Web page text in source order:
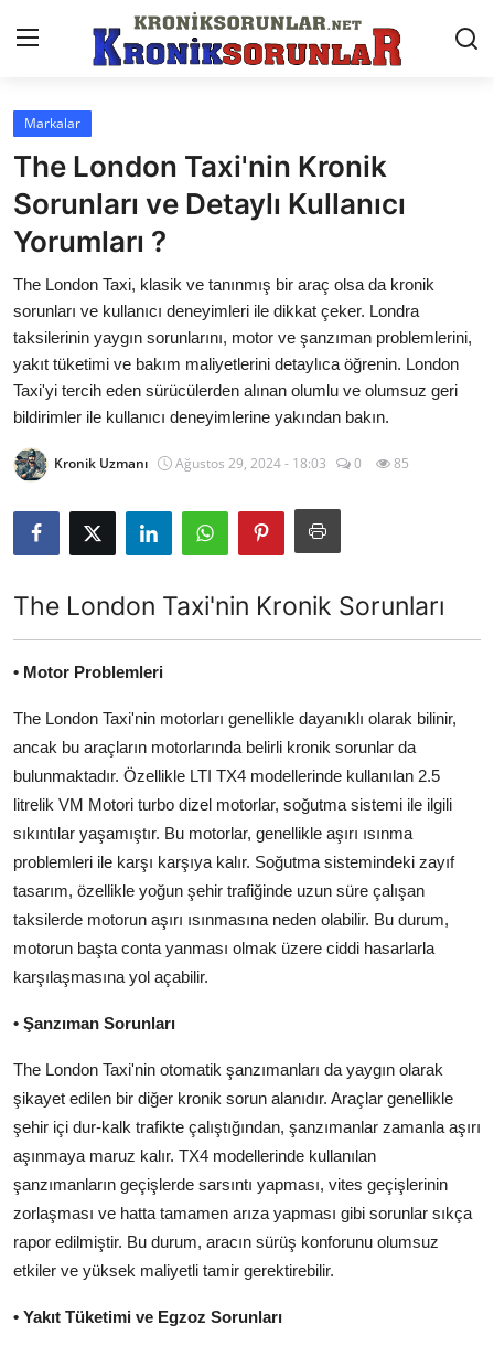
Anasayfa
Markalar
İletişim
Trafik & Cezalar
Sigorta & Kasko
Vergi & ÖTV & MTV
Sorgulamalar
İkinci El & Alım-Satım
Kiralama & Filo
Sürüş & Güvenlik
Lastik & Jant
LPG & Yakıt
Elektrik & Akü
Klima & Konfor
Aydınlatma & Görüş
Şanzıman & Aktarma
Dizel Sistemler
Multimedya & Elektronik
Markalar
The London Taxi'nin Kronik
Sorunları ve Detaylı Kullanıcı
Yorumları ?
The London Taxi, klasik ve tanınmış bir araç olsa da kronik
sorunları ve kullanıcı deneyimleri ile dikkat çeker. Londra
taksilerinin yaygın sorunlarını, motor ve şanzıman problemlerini,
yakıt tüketimi ve bakım maliyetlerini detaylıca öğrenin. London
Taxi'yi tercih eden sürücülerden alınan olumlu ve olumsuz geri
bildirimler ile kullanıcı deneyimlerine yakından bakın.
Kronik Uzmanı Ağustos 29, 2024 - 18:03 0 85
The London Taxi'nin Kronik Sorunları
• Motor Problemleri
The London Taxi'nin motorları genellikle dayanıklı olarak bilinir,
ancak bu araçların motorlarında belirli kronik sorunlar da
bulunmaktadır. Özellikle LTI TX4 modellerinde kullanılan 2.5
litrelik VM Motori turbo dizel motorlar, soğutma sistemi ile ilgili
sıkıntılar yaşamıştır. Bu motorlar, genellikle aşırı ısınma
problemleri ile karşı karşıya kalır. Soğutma sistemindeki zayıf
tasarım, özellikle yoğun şehir trafiğinde uzun süre çalışan
taksilerde motorun aşırı ısınmasına neden olabilir. Bu durum,
motorun başta conta yanması olmak üzere ciddi hasarlarla
karşılaşmasına yol açabilir.
• Şanzıman Sorunları
The London Taxi'nin otomatik şanzımanları da yaygın olarak
şikayet edilen bir diğer kronik sorun alanıdır. Araçlar genellikle
şehir içi dur-kalk trafikte çalıştığından, şanzımanlar zamanla aşırı
aşınmaya maruz kalır. TX4 modellerinde kullanılan
şanzımanların geçişlerde sarsıntı yapması, vites geçişlerinin
zorlaşması ve hatta tamamen arıza yapması gibi sorunlar sıkça
rapor edilmiştir. Bu durum, aracın sürüş konforunu olumsuz
etkiler ve yüksek maliyetli tamir gerektirebilir.
• Yakıt Tüketimi ve Egzoz Sorunları